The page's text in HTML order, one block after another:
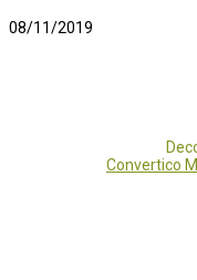
08/11/2019
Convertico